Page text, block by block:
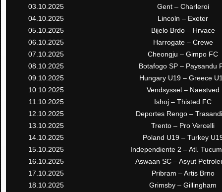
03.10.2025
Gent – Charleroi
04.10.2025
Lincoln – Exeter
05.10.2025
Bijelo Brdo – Hrvace
06.10.2025
Harrogate – Crewe
07.10.2025
Cheongju – Gimpo FC
08.10.2025
Botafogo SP – Paysandu
09.10.2025
Hungary U19 – Greece
10.10.2025
Vendsyssel – Naestved
11.10.2025
Ishoj – Thisted FC
12.10.2025
Deportes Rengo –
13.10.2025
Trento – Pro Vercelli
14.10.2025
Poland U19 – Turkey
15.10.2025
Independiente 2 – Atl.
16.10.2025
Aswaan SC – Asyut
17.10.2025
Pribram – Artis Brno
18.10.2025
Grimsby – Gillingham